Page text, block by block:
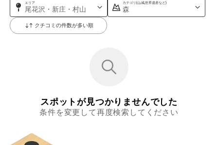
エリア
尾花沢・新庄・村山
カテゴリ(山,城,世界遺産など)
森
クチコミの件数が多い順
スポットが見つかりませんでした
条件を変更して再度検索してください